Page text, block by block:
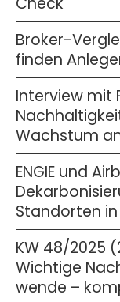
Broker-
finden
Interview mit
Wachstum
ENGIE und
Standorten
KW 48/2025
Wichtige
wende –